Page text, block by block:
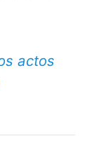
actos